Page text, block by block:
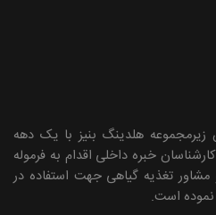
زیرمجموعه هلدینگ بنیز با یک دهه
خبره داخلی اقدام به فرموله
مشاور تغذیه گیاهی جهت استفاده در
نموده است.